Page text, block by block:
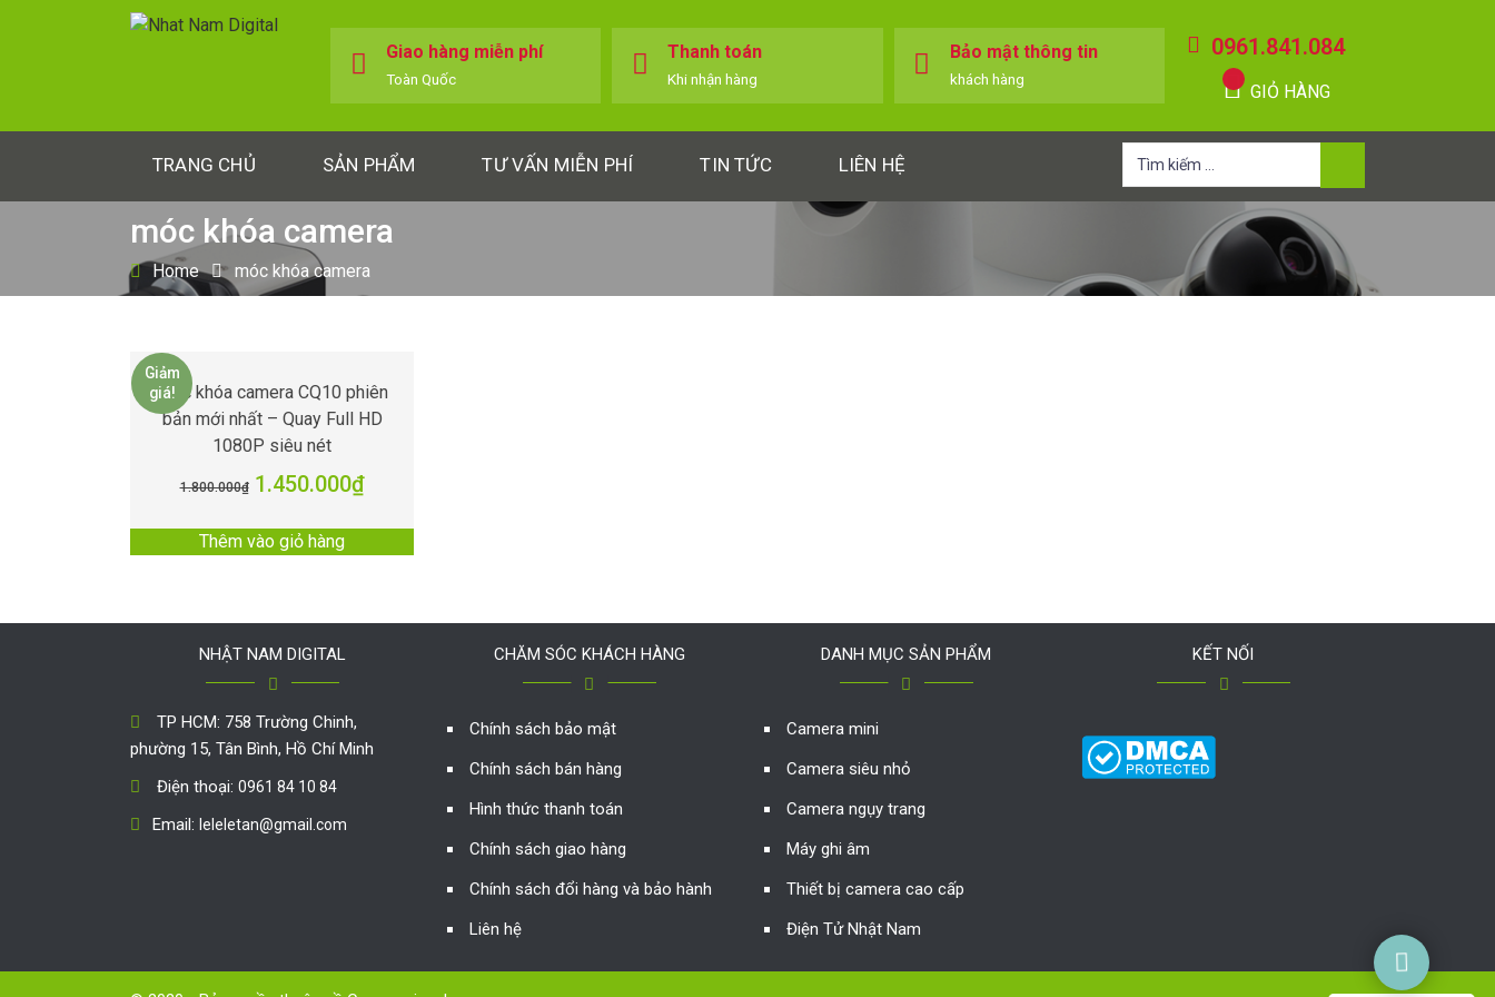
Giao hàng miễn phí
Toàn Quốc
Thanh toán
Khi nhận hàng
Bảo mật thông tin
khách hàng
0961.841.084
GIỎ HÀNG
TRANG CHỦ SẢN PHẨM TƯ VẤN MIỄN PHÍ TIN TỨC LIÊN HỆ
Tìm
kiếm
cho:
móc khóa camera
Home móc khóa camera
Giảm
giá!
Móc khóa camera CQ10 phiên
bản mới nhất – Quay Full HD
1080P siêu nét
1.800.000₫ 1.450.000₫
Thêm vào giỏ hàng
NHẬT NAM DIGITAL
TP HCM: 758 Trường Chinh,
phường 15, Tân Bình, Hồ Chí Minh
Điện thoại: 0961 84 10 84
Email: leleletan@gmail.com
CHĂM SÓC KHÁCH HÀNG
Chính sách bảo mật
Chính sách bán hàng
Hình thức thanh toán
Chính sách giao hàng
Chính sách đổi hàng và bảo hành
Liên hệ
DANH MỤC SẢN PHẨM
Camera mini
Camera siêu nhỏ
Camera ngụy trang
Máy ghi âm
Thiết bị camera cao cấp
Điện Tử Nhật Nam
KẾT NỐI